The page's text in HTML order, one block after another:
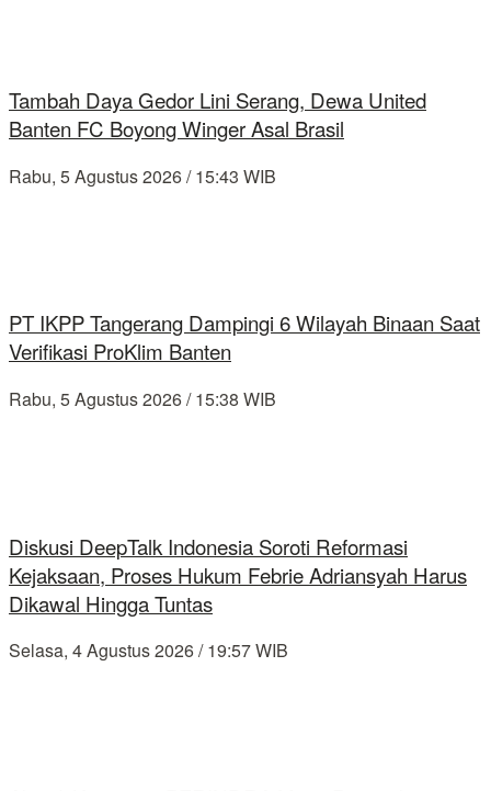
Tambah Daya Gedor Lini Serang, Dewa United
Banten FC Boyong Winger Asal Brasil
Rabu, 5 Agustus 2026 / 15:43 WIB
PT IKPP Tangerang Dampingi 6 Wilayah Binaan Saat
Verifikasi ProKlim Banten
Rabu, 5 Agustus 2026 / 15:38 WIB
Diskusi DeepTalk Indonesia Soroti Reformasi
Kejaksaan, Proses Hukum Febrie Adriansyah Harus
Dikawal Hingga Tuntas
Selasa, 4 Agustus 2026 / 19:57 WIB